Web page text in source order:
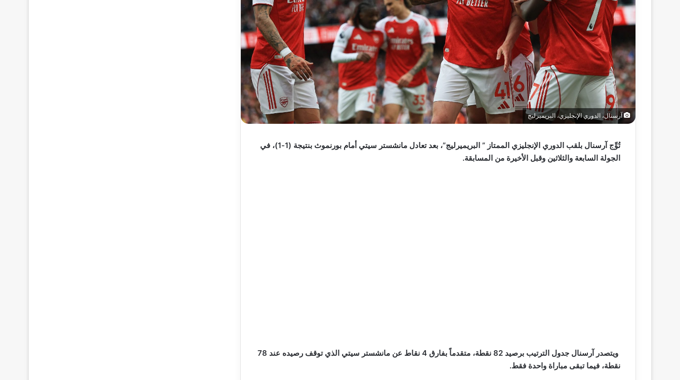
آرسنال، الدوري الإنجليزي، البريميرليج
تُوِّج آرسنال بلقب الدوري الإنجليزي الممتاز ” البريميرليج”، بعد تعادل مانشستر سيتي أمام بورنموث بنتيجة (1-1)، في
الجولة السابعة والثلاثين وقبل الأخيرة من المسابقة.
ويتصدر آرسنال جدول الترتيب برصيد 82 نقطة، متقدماً بفارق 4 نقاط عن مانشستر سيتي الذي توقف رصيده عند 78
نقطة، فيما تبقى مباراة واحدة فقط.